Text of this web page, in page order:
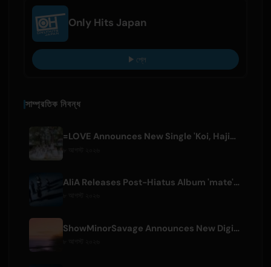
Only Hits Japan
প্লে
সাম্প্রতিক নিবন্ধ
=LOVE Announces New Single 'Koi, Hajimemashita.' and Tokyo Dome Concerts
AliA Releases Post-Hiatus Album 'mate', Announces Tokyo Live
ShowMinorSavage Announces New Digital Single 'Gradation'